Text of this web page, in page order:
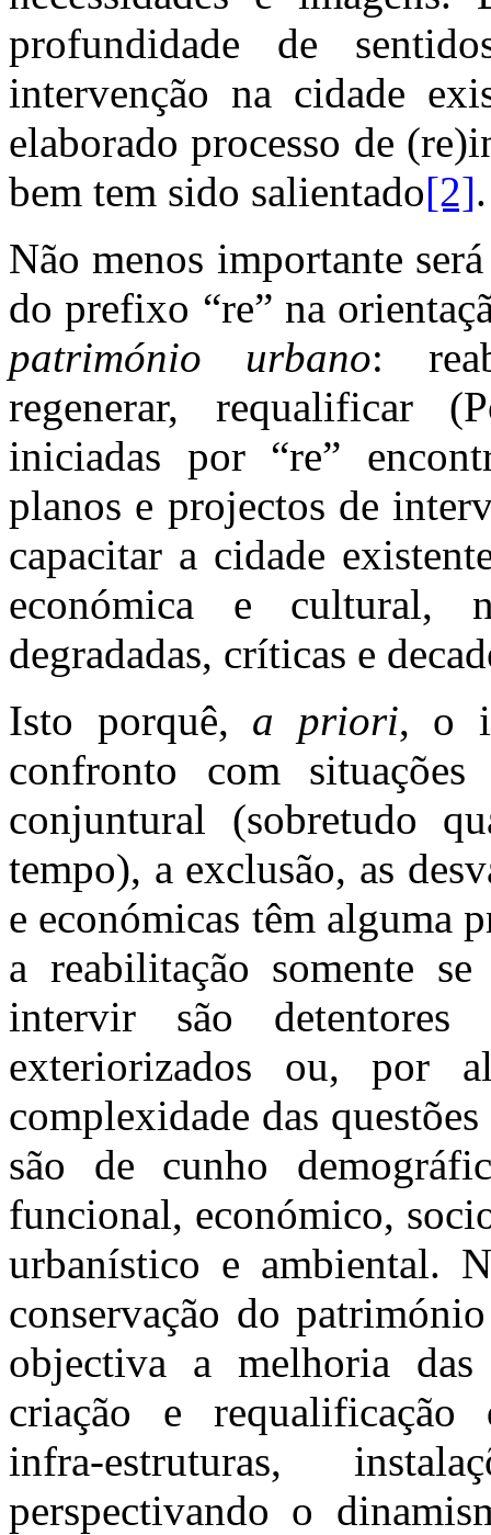
profundidade de
intervenção na cidade
elaborado processo de
bem tem sido salientado[2].
Não menos importante
do prefixo “re” na
património urbano:
regenerar, requalificar
iniciadas por “re”
planos e projectos de
capacitar a cidade
económica e cultural,
degradadas, críticas e
Isto porquê, a priori, o
confronto com
conjuntural (sobretudo
tempo), a exclusão, as
e económicas têm alguma
a reabilitação somente
intervir são
exteriorizados ou, por
complexidade das
são de cunho
funcional, económico,
urbanístico e ambiental.
conservação do
objectiva a melhoria
criação e requalificação
infra-estruturas,
perspectivando o